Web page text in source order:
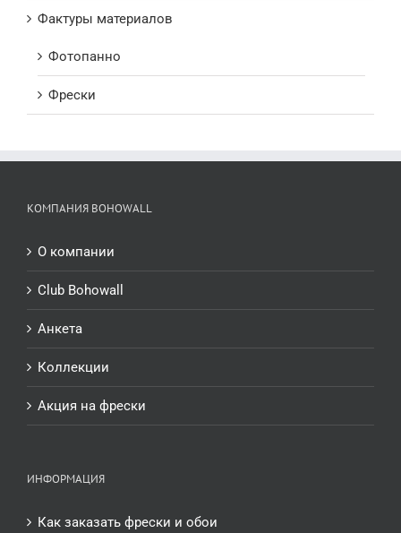
Фактуры материалов
Фотопанно
Фрески
КОМПАНИЯ BOHOWALL
О компании
Club Bohowall
Анкета
Коллекции
Акция на фрески
ИНФОРМАЦИЯ
Как заказать фрески и обои